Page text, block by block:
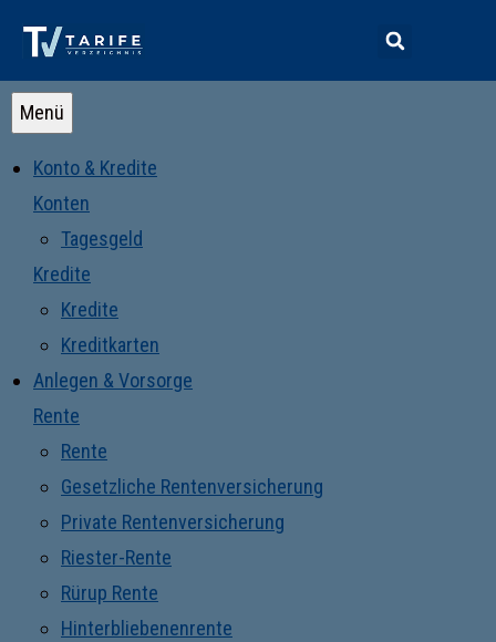
Menü
Konto & Kredite
Konten
Tagesgeld
Kredite
Kredite
Kreditkarten
Anlegen & Vorsorge
Rente
Rente
Gesetzliche Rentenversicherung
Private Rentenversicherung
Riester-Rente
Rürup Rente
Hinterbliebenenrente